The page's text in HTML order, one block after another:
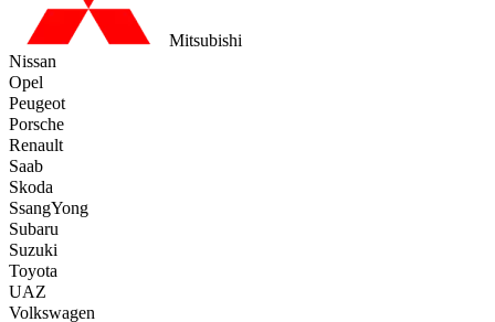
Mitsubishi
Nissan
Opel
Peugeot
Porsche
Renault
Saab
Skoda
SsangYong
Subaru
Suzuki
Toyota
UAZ
Volkswagen